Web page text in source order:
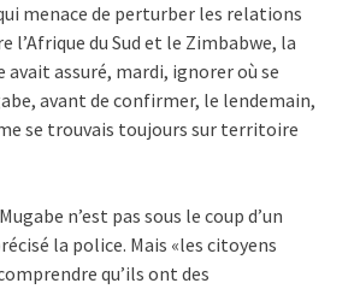
menace de perturber les relations
l’Afrique du Sud et le Zimbabwe, la
avait assuré, mardi, ignorer où se
avant de confirmer, le lendemain,
se trouvais toujours sur territoire
n’est pas sous le coup d’un
la police. Mais «les citoyens
qu’ils ont des